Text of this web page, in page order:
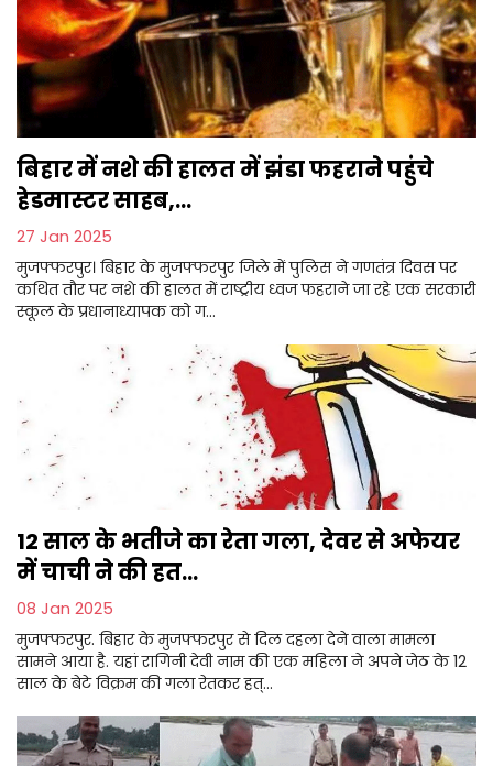
बिहार में नशे की हालत में झंडा फहराने पहुंचे
हेडमास्टर साहब,...
27 Jan 2025
मुजफ्फरपुर। बिहार के मुजफ्फरपुर जिले में पुलिस ने गणतंत्र दिवस पर
कथित तौर पर नशे की हालत में राष्ट्रीय ध्वज फहराने जा रहे एक सरकारी
स्कूल के प्रधानाध्यापक को ग...
12 साल के भतीजे का रेता गला, देवर से अफेयर
में चाची ने की हत...
08 Jan 2025
मुजफ्फरपुर. बिहार के मुजफ्फरपुर से दिल दहला देने वाला मामला
सामने आया है. यहां रागिनी देवी नाम की एक महिला ने अपने जेठ के 12
साल के बेटे विक्रम की गला रेतकर हत्...